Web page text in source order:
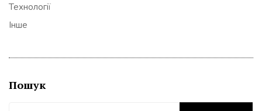
Технології
Інше
Пошук